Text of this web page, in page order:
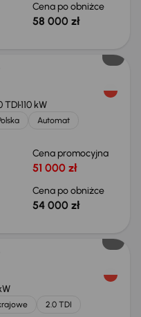
Cena po obniżce
58 000 zł
TDI110 kW
Automat
Cena promocyjna
51 000 zł
Cena po obniżce
54 000 zł
2.0 TDI